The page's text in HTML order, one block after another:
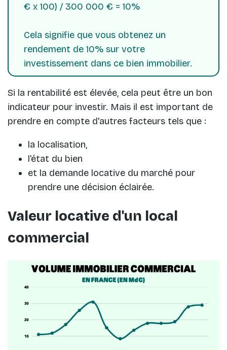
€ x 100) / 300 000 € = 10%
Cela signifie que vous obtenez un
rendement de 10% sur votre
investissement dans ce bien immobilier.
Si la rentabilité est élevée, cela peut être un bon
indicateur pour investir. Mais il est important de
prendre en compte d'autres facteurs tels que :
la localisation,
l'état du bien
et la demande locative du marché pour
prendre une décision éclairée.
Valeur locative d'un local
commercial